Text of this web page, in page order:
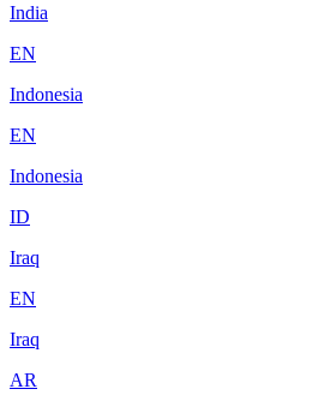
India
EN
Indonesia
EN
Indonesia
ID
Iraq
EN
Iraq
AR